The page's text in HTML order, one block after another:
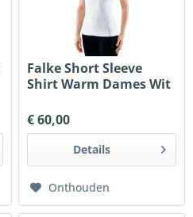
Falke Short Sleeve
Shirt Warm Dames Wit
€ 60,00
Details
Onthouden